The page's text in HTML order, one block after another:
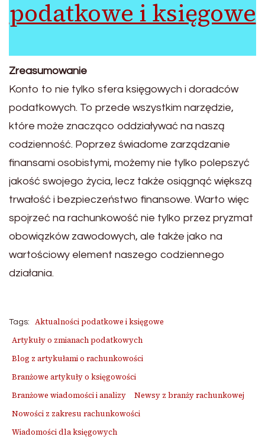
podatkowe i księgowe
Zreasumowanie
Konto to nie tylko sfera księgowych i doradców
podatkowych. To przede wszystkim narzędzie,
które może znacząco oddziaływać na naszą
codzienność. Poprzez świadome zarządzanie
finansami osobistymi, możemy nie tylko polepszyć
jakość swojego życia, lecz także osiągnąć większą
trwałość i bezpieczeństwo finansowe. Warto więc
spojrzeć na rachunkowość nie tylko przez pryzmat
obowiązków zawodowych, ale także jako na
wartościowy element naszego codziennego
działania.
Tags:
Aktualności podatkowe i księgowe
Artykuły o zmianach podatkowych
Blog z artykułami o rachunkowości
Branżowe artykuły o księgowości
Branżowe wiadomości i analizy
Newsy z branży rachunkowej
Nowości z zakresu rachunkowości
Wiadomości dla księgowych